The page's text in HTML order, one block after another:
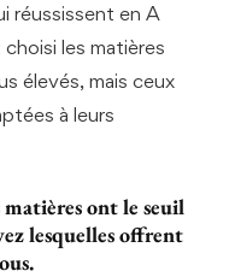
réussissent en A
les matières
élevés, mais ceux
à leurs
ont le seuil
lesquelles offrent